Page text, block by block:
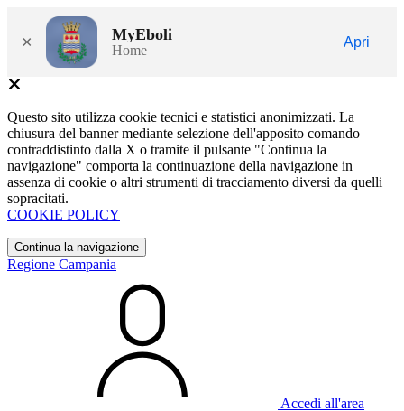
× MyEboli
Home
Apri
Questo sito utilizza cookie tecnici e statistici anonimizzati. La
chiusura del banner mediante selezione dell'apposito comando
contraddistinto dalla X o tramite il pulsante "Continua la
navigazione" comporta la continuazione della navigazione in
assenza di cookie o altri strumenti di tracciamento diversi da quelli
sopracitati.
COOKIE POLICY
Continua la navigazione
Regione Campania
Accedi all'area